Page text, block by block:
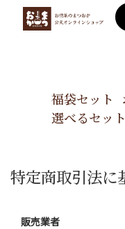
福袋セット
選べるセット
特定商取引法に
販売業者